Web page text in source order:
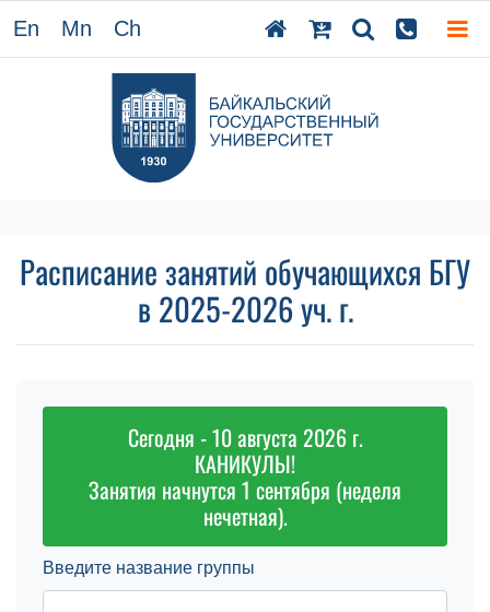
En Mn Ch
Расписание занятий обучающихся БГУ
в 2025-2026 уч. г.
Сегодня - 10 августа 2026 г.
КАНИКУЛЫ!
Занятия начнутся 1 сентября (неделя
нечетная).
Введите название группы